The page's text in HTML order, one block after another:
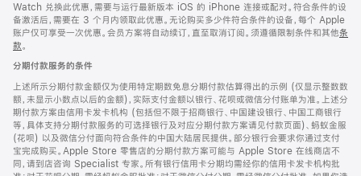
Watch 兑换此优惠，需要与运行最新版本 iOS 的 iPhone 连接或配对。符合条件的设
备激活后，需要在 3 个月内领取此优惠。无论购买多少件符合条件的设备，每个 Apple
账户仅可享受一次优惠。会员方案将自动续订，直至取消订阅。须遵循限制条件和其他条
款。
窗
口
中
打
开)
分期付款服务的条件
上述所示分期付款金额仅为使用特定期数免息分期付款估算得出的示例 (仅显示整数数
额，未显示小数点以后的金额)，实际支付金额以银行、花呗或微信分付账单为准。上述分
期付款方案由信用卡发卡机构 (包括但不限于招商银行、中国建设银行、中国工商银行
等，具体支持分期付款服务的可选择银行及对应分期付款方案请见付款页面)、蚂蚁金服
(花呗) 以及微信分付面向符合条件的中国大陆居民提供。部分银行会要求你通过支付
宝完成购买。Apple Store 零售店的分期付款方案可能与 Apple Store 在线商店不
同，请到店咨询 Specialist 专家。所有银行信用卡分期均需经你的信用卡发卡机构批